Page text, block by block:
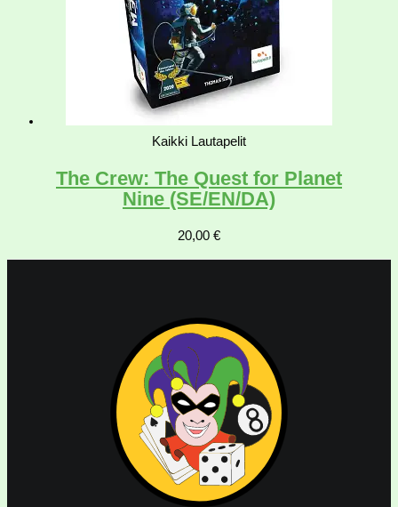
Kaikki Lautapelit
The Crew: The Quest for Planet
Nine (SE/EN/DA)
20,00 €